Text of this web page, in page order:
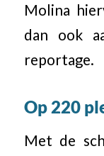
Molina
dan ook
reportage.
Op 220
Met de